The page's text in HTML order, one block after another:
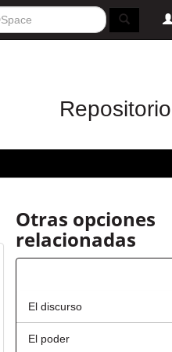
Repositorio
Otras opciones
relacionadas
El discurso
El poder